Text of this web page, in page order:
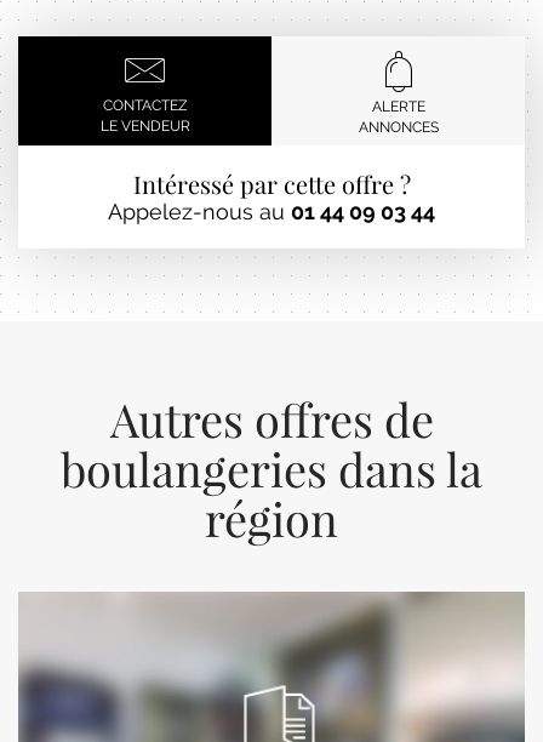
CONTACTEZ
LE VENDEUR
ALERTE
ANNONCES
Intéressé par cette offre ?
Appelez-nous au 01 44 09 03 44
Autres offres de
boulangeries dans la
région